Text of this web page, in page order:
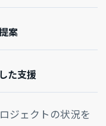
案
た支援
ジェクトの状況を